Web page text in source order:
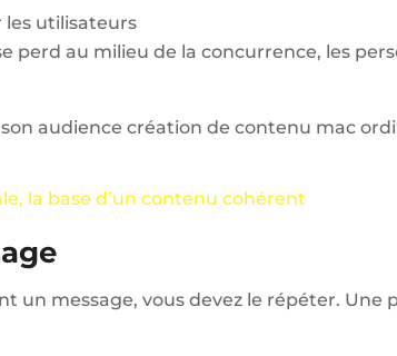
les utilisateurs
perd au milieu de la concurrence, les
la base d’un contenu cohérent
un message, vous devez le répéter. Une